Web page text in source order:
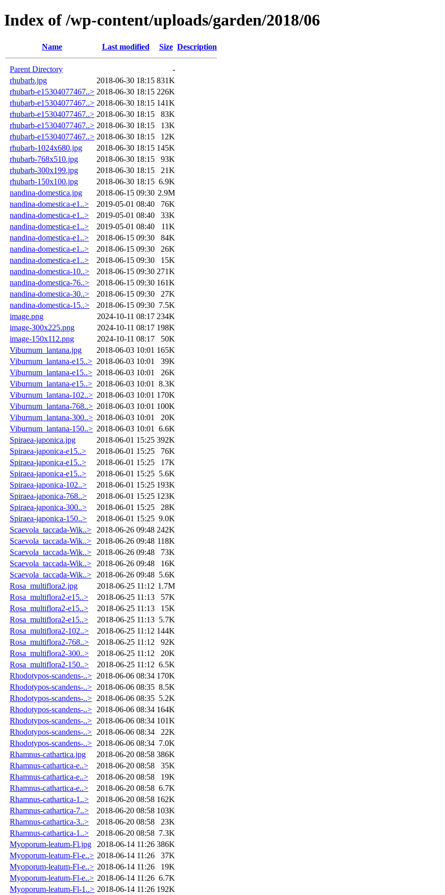
Index of /wp-content/uploads/garden/2018/06
Name Last modified Size Description
Parent Directory
-
rhubarb.jpg
2018-06-30 18:15 831K
rhubarb-e15304077467..> 2018-06-30 18:15 226K
rhubarb-e15304077467..> 2018-06-30 18:15 141K
rhubarb-e15304077467..> 2018-06-30 18:15
83K
rhubarb-e15304077467..> 2018-06-30 18:15
13K
rhubarb-e15304077467..> 2018-06-30 18:15
12K
rhubarb-1024x680.jpg
2018-06-30 18:15 145K
rhubarb-768x510.jpg
2018-06-30 18:15
93K
rhubarb-300x199.jpg
2018-06-30 18:15
21K
rhubarb-150x100.jpg
2018-06-30 18:15 6.9K
nandina-domestica.jpg
2018-06-15 09:30 2.9M
nandina-domestica-e1..>
2019-05-01 08:40
76K
nandina-domestica-e1..>
2019-05-01 08:40
33K
nandina-domestica-e1..>
2019-05-01 08:40
11K
nandina-domestica-e1..>
2018-06-15 09:30
84K
nandina-domestica-e1..>
2018-06-15 09:30
26K
nandina-domestica-e1..>
2018-06-15 09:30
15K
nandina-domestica-10..>
2018-06-15 09:30 271K
nandina-domestica-76..>
2018-06-15 09:30 161K
nandina-domestica-30..>
2018-06-15 09:30
27K
nandina-domestica-15..>
2018-06-15 09:30 7.5K
image.png
2024-10-11 08:17 234K
image-300x225.png
2024-10-11 08:17 198K
image-150x112.png
2024-10-11 08:17
50K
Viburnum_lantana.jpg
2018-06-03 10:01 165K
Viburnum_lantana-e15..> 2018-06-03 10:01
39K
Viburnum_lantana-e15..> 2018-06-03 10:01
26K
Viburnum_lantana-e15..> 2018-06-03 10:01
8.3K
Viburnum_lantana-102..> 2018-06-03 10:01 170K
Viburnum_lantana-768..> 2018-06-03 10:01 100K
Viburnum_lantana-300..> 2018-06-03 10:01
20K
Viburnum_lantana-150..> 2018-06-03 10:01
6.6K
Spiraea-japonica.jpg
2018-06-01 15:25 392K
Spiraea-japonica-e15..>
2018-06-01 15:25
76K
Spiraea-japonica-e15..>
2018-06-01 15:25
17K
Spiraea-japonica-e15..>
2018-06-01 15:25 5.6K
Spiraea-japonica-102..>
2018-06-01 15:25 193K
Spiraea-japonica-768..>
2018-06-01 15:25 123K
Spiraea-japonica-300..>
2018-06-01 15:25
28K
Spiraea-japonica-150..>
2018-06-01 15:25 9.0K
Scaevola_taccada-Wik..>
2018-06-26 09:48 242K
Scaevola_taccada-Wik..>
2018-06-26 09:48 118K
Scaevola_taccada-Wik..>
2018-06-26 09:48
73K
Scaevola_taccada-Wik..>
2018-06-26 09:48
16K
Scaevola_taccada-Wik..>
2018-06-26 09:48 5.6K
Rosa_multiflora2.jpg
2018-06-25 11:12 1.7M
Rosa_multiflora2-e15..>
2018-06-25 11:13
57K
Rosa_multiflora2-e15..>
2018-06-25 11:13
15K
Rosa_multiflora2-e15..>
2018-06-25 11:13 5.7K
Rosa_multiflora2-102..>
2018-06-25 11:12 144K
Rosa_multiflora2-768..>
2018-06-25 11:12
92K
Rosa_multiflora2-300..>
2018-06-25 11:12
20K
Rosa_multiflora2-150..>
2018-06-25 11:12 6.5K
Rhodotypos-scandens-..> 2018-06-06 08:34 170K
Rhodotypos-scandens-..> 2018-06-06 08:35 8.5K
Rhodotypos-scandens-..> 2018-06-06 08:35 5.2K
Rhodotypos-scandens-..> 2018-06-06 08:34 164K
Rhodotypos-scandens-..> 2018-06-06 08:34 101K
Rhodotypos-scandens-..> 2018-06-06 08:34
22K
Rhodotypos-scandens-..> 2018-06-06 08:34 7.0K
Rhamnus-cathartica.jpg
2018-06-20 08:58 386K
Rhamnus-cathartica-e..>
2018-06-20 08:58
35K
Rhamnus-cathartica-e..>
2018-06-20 08:58
19K
Rhamnus-cathartica-e..>
2018-06-20 08:58 6.7K
Rhamnus-cathartica-1..>
2018-06-20 08:58 162K
Rhamnus-cathartica-7..>
2018-06-20 08:58 103K
Rhamnus-cathartica-3..>
2018-06-20 08:58
23K
Rhamnus-cathartica-1..>
2018-06-20 08:58 7.3K
Myoporum-leatum-Fl.jpg
2018-06-14 11:26 386K
Myoporum-leatum-Fl-e..> 2018-06-14 11:26
37K
Myoporum-leatum-Fl-e..> 2018-06-14 11:26
19K
Myoporum-leatum-Fl-e..> 2018-06-14 11:26 6.7K
Myoporum-leatum-Fl-1..> 2018-06-14 11:26 192K